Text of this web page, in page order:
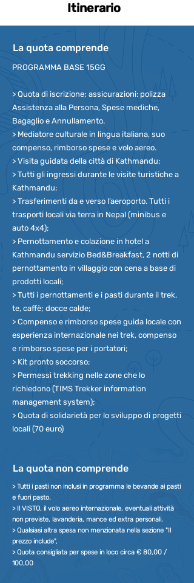
Itinerario
La quota comprende
PROGRAMMA BASE 15GG
> Quota di iscrizione; assicurazioni: polizza
Assistenza alla Persona, Spese mediche,
Bagaglio e Annullamento.
> Mediatore culturale in lingua italiana, suo
compenso, rimborso spese e volo aereo.
> Visita guidata della città di Kathmandu;
> Tutti gli ingressi durante le visite turistiche a
Kathmandu;
> Trasferimenti da e verso l’aeroporto. Tutti i
trasporti locali via terra in Nepal (minibus e
auto 4x4);
> Pernottamento e colazione in hotel a
Kathmandu servizio Bed&Breakfast, 2 notti di
pernottamento in villaggio con cena a base di
prodotti locali;
> Tutti i pernottamenti e i pasti durante il trek,
te, caffè; docce calde;
> Compenso e rimborso spese guida locale con
esperienza internazionale nei trek, compenso
e rimborso spese per i portatori;
> Kit pronto soccorso;
> Permessi trekking nelle zone che lo
richiedono (TIMS Trekker information
management system);
> Quota di solidarietà per lo sviluppo di progetti
locali (70 euro)
La quota non comprende
> Tutti i pasti non inclusi in programma le bevande ai pasti
e fuori pasto.
> Il VISTO, il volo aereo internazionale, eventuali attività
non previste, lavanderia, mance ed extra personali.
> Qualsiasi altra spesa non menzionata nella sezione "Il
prezzo include",
> Quota consigliata per spese in loco circa € 80,00 /
100,00